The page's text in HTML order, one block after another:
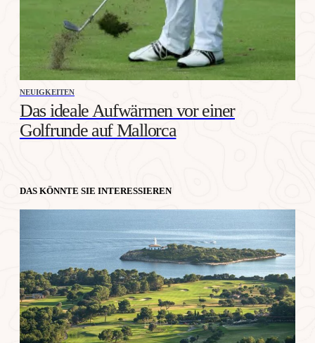
NEUIGKEITEN
Das ideale Aufwärmen vor einer
Golfrunde auf Mallorca
DAS KÖNNTE SIE INTERESSIEREN